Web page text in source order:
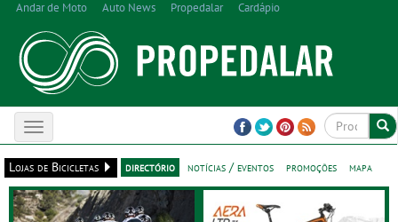
Andar de Moto Auto News Propedalar Cardápio
Toggle
navigation
Lojas de Bicicletas
directório notícias / eventos promoções mapa